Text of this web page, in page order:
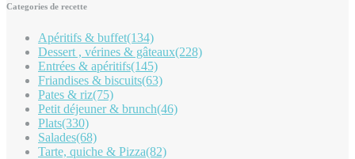
Categories de recette
Apéritifs & buffet(134)
Dessert , vérines & gâteaux(228)
Entrées & apéritifs(145)
Friandises & biscuits(63)
Pates & riz(75)
Petit déjeuner & brunch(46)
Plats(330)
Salades(68)
Tarte, quiche & Pizza(82)